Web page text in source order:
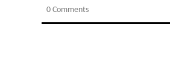
0 Comments